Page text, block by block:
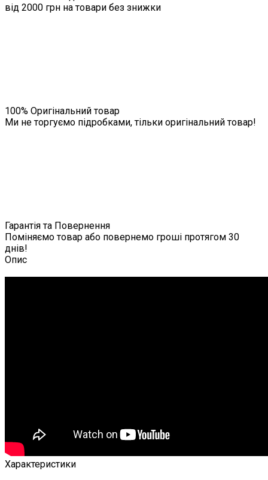
від 2000 грн на товари без знижки
100% Оригінальний товар
Ми не торгуємо підробками, тільки оригінальний товар!
Гарантія та Повернення
Поміняємо товар або повернемо гроші протягом 30
днів!
Опис
Характеристики